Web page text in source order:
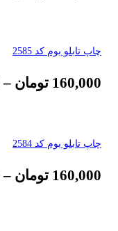
چاپ تابلو بوم کد 2585
160,000 تومان –
چاپ تابلو بوم کد 2584
160,000 تومان –